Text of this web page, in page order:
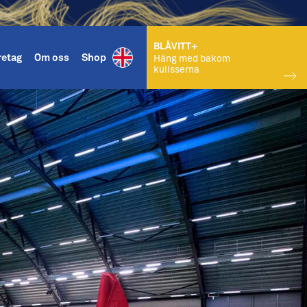
KÖP BILJETT
Om oss Shop
BLÅVITT+
Häng med bakom
kulisserna